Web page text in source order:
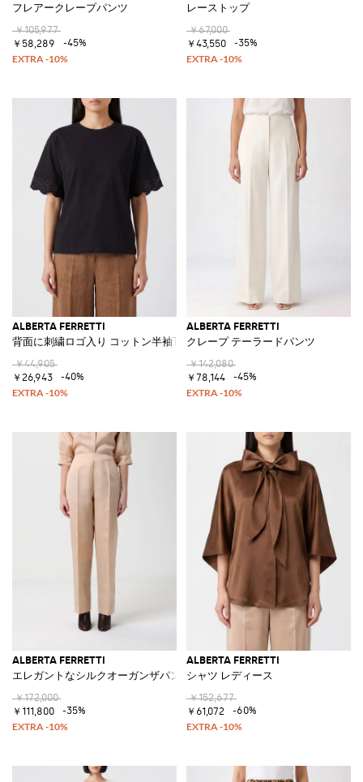
フレアークレープパンツ
￥105,977
￥58,289
-45%
レーストップ
￥67,000
￥43,550
-35%
ALBERTA FERRETTI
背面に刺繍ロゴ入り コットン半袖Tシャツ
￥44,905
￥26,943
-40%
ALBERTA FERRETTI
クレープ テーラードパンツ
￥142,080
￥78,144
-45%
ALBERTA FERRETTI
エレガントなシルクオーガンザパンツ
￥172,000
￥111,800
-35%
ALBERTA FERRETTI
シャツ レディース
￥152,677
￥61,072
-60%